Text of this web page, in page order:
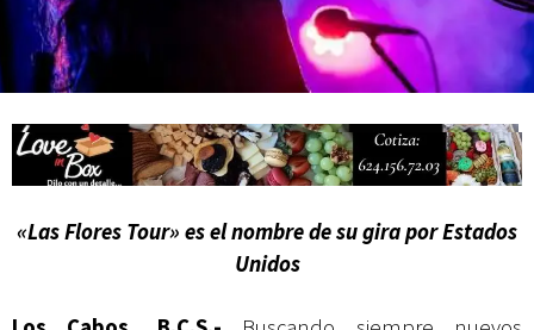
«Las Flores Tour» es el nombre de su gira por Estados
Unidos